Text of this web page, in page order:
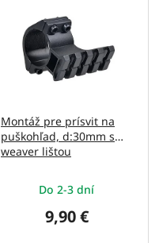
Montáž pre prísvit na
puškohľad, d:30mm s
weaver lištou
Do 2-3 dní
9,90 €